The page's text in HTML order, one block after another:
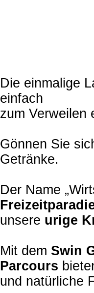
Die einmalige
einfach
zum Verweilen
Gönnen Sie
Getränke.
Der Name
unsere urige
Mit dem Swin
Parcours
und natürliche